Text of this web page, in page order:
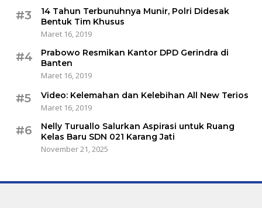
#3
14 Tahun Terbunuhnya Munir, Polri Didesak
Bentuk Tim Khusus
Maret 16, 2019
#4
Prabowo Resmikan Kantor DPD Gerindra di
Banten
Maret 16, 2019
#5
Video: Kelemahan dan Kelebihan All New Terios
Maret 16, 2019
#6
Nelly Turuallo Salurkan Aspirasi untuk Ruang
Kelas Baru SDN 021 Karang Jati
November 21, 2025